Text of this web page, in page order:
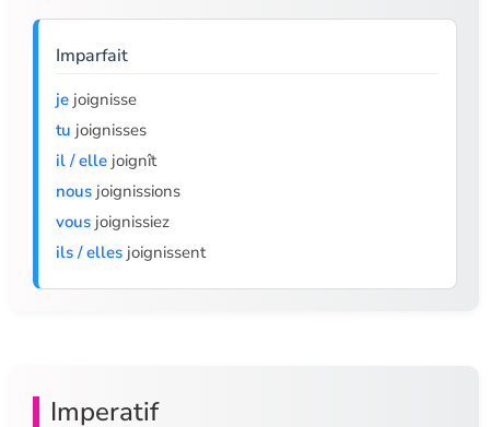
Imparfait
je joignisse
tu joignisses
il / elle joignît
nous joignissions
vous joignissiez
ils / elles joignissent
Imperatif